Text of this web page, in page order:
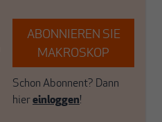
ABONNIEREN SIE
MAKROSKOP
Schon Abonnent? Dann
hiereinloggen!